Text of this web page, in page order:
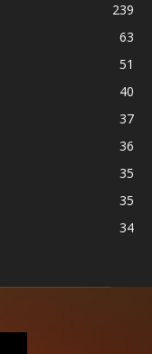
239
63
51
40
37
36
35
35
34